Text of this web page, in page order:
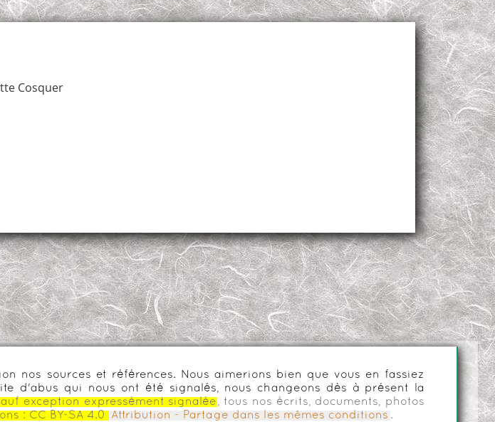
Cosquer
nos sources et références. Nous aimerions bien que vous en fassiez
d'abus qui nous ont été signalés, nous changeons dès à présent la
exception expressément signalée , tous nos écrits, documents, photos
: CC BY-SA 4.0 Attribution - Partage dans les mêmes conditions .